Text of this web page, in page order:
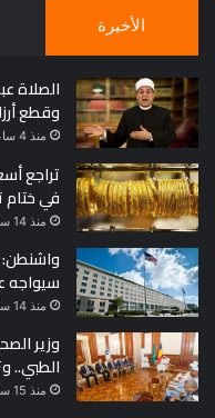
الأخيرة
الصلاة
وقطع
منذ 4 ساعات
في ختام
منذ 14 ساعة
واشنطن:
سيواجه
منذ 14 ساعة
وزير
الطبي..
منذ 15 ساعة